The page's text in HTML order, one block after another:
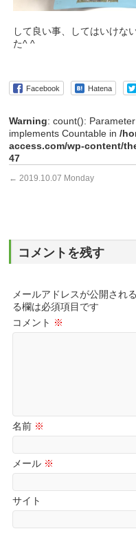
して良い事、してはいけな
た^ ^
Facebook Hatena
Warning: count():
implements Countable in/
access.com/wp-content/
47
← 2019.10.07 Monday
コメントを残す
メールアドレスが公開され
る欄は必須項目です
コメント ※
名前 ※
メール ※
サイト